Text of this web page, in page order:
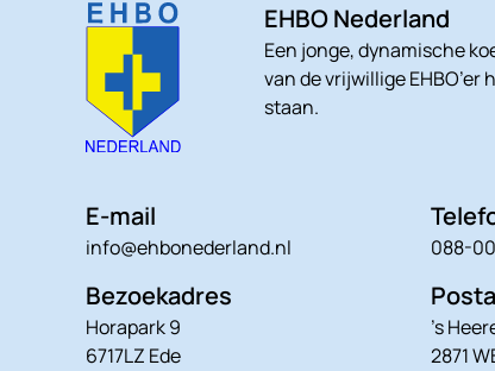
EHBO Nederland
Een jonge, dynamische
van de vrijwillige
staan.
E-mail
info@ehbonederland.nl 088-
Bezoekadres
Horapark 9
6717LZ Ede
’s
2871